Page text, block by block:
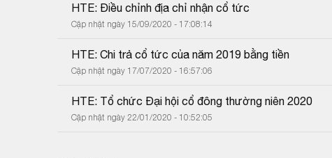
HTE: Điều chỉnh địa chỉ nhận cổ tức
Cập nhật ngày 15/09/2020 - 17:08:14
HTE: Chi trả cổ tức của năm 2019 bằng tiền
Cập nhật ngày 17/07/2020 - 16:57:06
HTE: Tổ chức Đại hội cổ đông thường niên 2020
Cập nhật ngày 22/01/2020 - 10:52:05